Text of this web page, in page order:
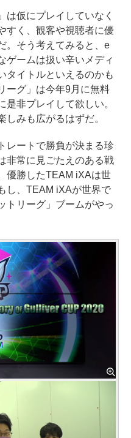
仮にプレイしていなく
すく、観客や視聴者に優
。そう考えてみると、e
ゲームは扱い辛いメディ
タイトルといえるのかも
ーグ」は今年9月に無料
非プレイして欲しい。
みも広がるはずだ。
レートで勝負が決まる珍
非常に見ごたえのある戦
優勝したTEAM iXAは世
し、TEAM iXAが世界で
トリーグ」ブームがやっ